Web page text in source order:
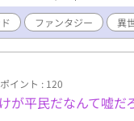
ファンタジー 異
イント : 120
が平民だなんて嘘だ